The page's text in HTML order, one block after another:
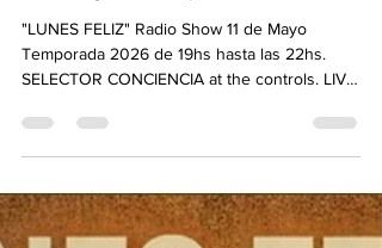
de mayo. Temporada 2026
"LUNES FELIZ" Radio Show 11 de Mayo
Temporada 2026 de 19hs hasta las 22hs.
💚💛❤ One Love ❤💛💚 TE INVITAMOS A
WWW.DUBTRONIKSOUNDSYSTEM.COM -------
-------------------------------------------------------------------